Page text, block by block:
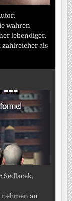
wahren
lebendiger.
zahlreicher als
Sedlacek,
nehmen an